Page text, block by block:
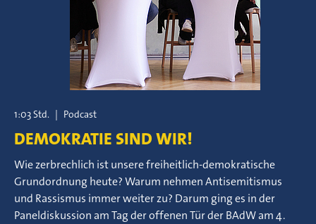
1:03 Std. | Podcast
DEMOKRATIE SIND WIR!
Wie zerbrechlich ist unsere freiheitlich-demokratische
Grundordnung heute? Warum nehmen Antisemitismus
und Rassismus immer weiter zu? Darum ging es in der
Paneldiskussion am Tag der offenen Tür der BAdW am 4.